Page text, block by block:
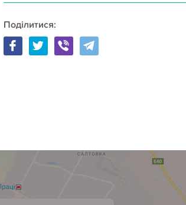
Поділитися: